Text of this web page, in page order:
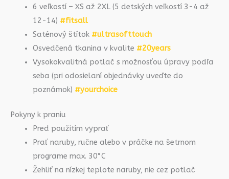
6 veľkostí – XS až 2XL (5 detských veľkostí 3-4 až
12-14) #fitsall
Saténový štítok #ultrasofttouch
Osvedčená tkanina v kvalite #20years
Vysokokvalitná potlač s možnosťou úpravy podľa
seba (pri odosielaní objednávky uveďte do
poznámok) #yourchoice
Pokyny k praniu
Pred použitím vyprať
Prať naruby, ručne alebo v práčke na šetrnom
programe max. 30°C
Žehliť na nízkej teplote naruby, nie cez potlač